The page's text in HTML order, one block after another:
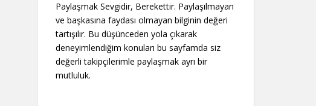
Paylaşmak Sevgidir, Berekettir. Paylaşılmayan
ve başkasına faydası olmayan bilginin değeri
tartışılır. Bu düşünceden yola çıkarak
deneyimlendiğim konuları bu sayfamda siz
değerli takipçilerimle paylaşmak ayrı bir
mutluluk.